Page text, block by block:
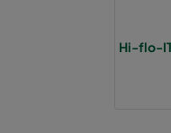
Hi-Flo 2550 ::Hi-flo-